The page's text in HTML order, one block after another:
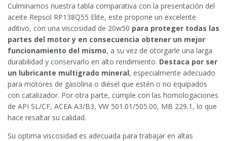
Culminamos nuestra tabla comparativa con la presentación del
aceite Repsol RP138Q55 Elite, este propone un excelente
aditivo, con una viscosidad de 20w50 para proteger todas las
partes del motor y en consecuencia obtener un mejor
funcionamiento del mismo, a su vez de otorgarle una larga
durabilidad y conservarlo en alto rendimiento. Destaca por ser
un lubricante multigrado mineral, especialmente adecuado
para motores de gasolina o diésel que estén o no equipados
con catalizador. Por otra parte, cumple con las homologaciones
de API SL/CF, ACEA A3/B3, VW 501.01/505.00, MB 229.1, lo que
hace resaltar su calidad.
Su optima viscosidad es adecuada para trabajar en altas